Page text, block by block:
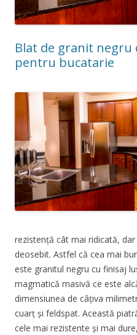
Blat de granit
pentru bucatarie
rezistență cât mai ridicată,
deosebit. Astfel că cea mai
este granitul negru cu finisaj
magmatică masivă ce este
dimensiunea de câțiva
cuarț și feldspat. Această
cele mai rezistente și mai